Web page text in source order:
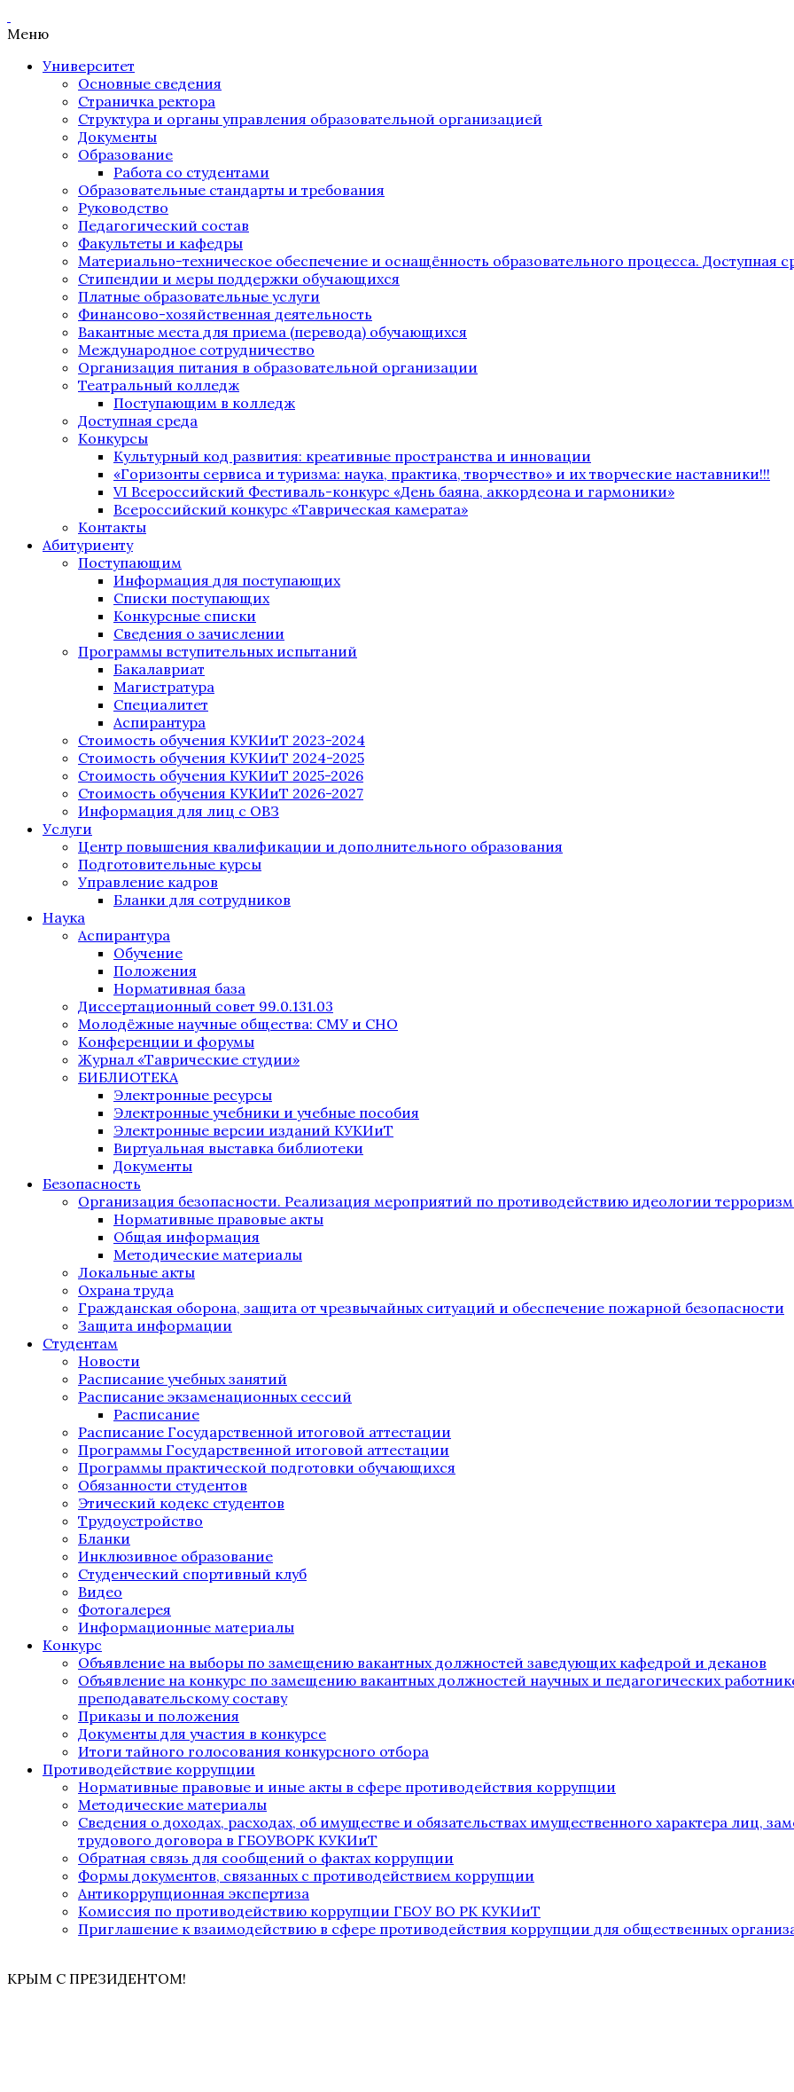
Меню
Университет
Основные сведения
Страничка ректора
Структура и органы управления образовательной организацией
Документы
Образование
Работа со студентами
Образовательные стандарты и требования
Руководство
Педагогический состав
Факультеты и кафедры
Материально-техническое обеспечение и оснащённость образовательного процесса. Доступная
Стипендии и меры поддержки обучающихся
Платные образовательные услуги
Финансово-хозяйственная деятельность
Вакантные места для приема (перевода) обучающихся
Международное сотрудничество
Организация питания в образовательной организации
Театральный колледж
Поступающим в колледж
Доступная среда
Конкурсы
Культурный код развития: креативные пространства и инновации
«Горизонты сервиса и туризма: наука, практика, творчество» и их творческие наставники!!!
VI Всероссийский Фестиваль-конкурс «День баяна, аккордеона и гармоники»
Всероссийский конкурс «Таврическая камерата»
Контакты
Абитуриенту
Поступающим
Информация для поступающих
Списки поступающих
Конкурсные списки
Сведения о зачислении
Программы вступительных испытаний
Бакалавриат
Магистратура
Специалитет
Аспирантура
Стоимость обучения КУКИиТ 2023-2024
Стоимость обучения КУКИиТ 2024-2025
Стоимость обучения КУКИиТ 2025-2026
Стоимость обучения КУКИиТ 2026-2027
Информация для лиц с ОВЗ
Услуги
Центр повышения квалификации и дополнительного образования
Подготовительные курсы
Управление кадров
Бланки для сотрудников
Наука
Аспирантура
Обучение
Положения
Нормативная база
Диссертационный совет 99.0.131.03
Молодёжные научные общества: СМУ и СНО
Конференции и форумы
Журнал «Таврические студии»
БИБЛИОТЕКА
Электронные ресурсы
Электронные учебники и учебные пособия
Электронные версии изданий КУКИиТ
Виртуальная выставка библиотеки
Документы
Безопасность
Организация безопасности. Реализация мероприятий по противодействию идеологии
Нормативные правовые акты
Общая информация
Методические материалы
Локальные акты
Охрана труда
Гражданская оборона, защита от чрезвычайных ситуаций и обеспечение пожарной безопасности
Защита информации
Студентам
Новости
Расписание учебных занятий
Расписание экзаменационных сессий
Расписание
Расписание Государственной итоговой аттестации
Программы Государственной итоговой аттестации
Программы практической подготовки обучающихся
Обязанности студентов
Этический кодекс студентов
Трудоустройство
Бланки
Инклюзивное образование
Студенческий спортивный клуб
Видео
Фотогалерея
Информационные материалы
Конкурс
Объявление на выборы по замещению вакантных должностей заведующих кафедрой и деканов
Объявление на конкурс по замещению вакантных должностей научных и педагогических
преподавательскому составу
Приказы и положения
Документы для участия в конкурсе
Итоги тайного голосования конкурсного отбора
Противодействие коррупции
Нормативные правовые и иные акты в сфере противодействия коррупции
Методические материалы
Сведения о доходах, расходах, об имуществе и обязательствах имущественного характера лиц,
трудового договора в ГБОУВОРК КУКИиТ
Обратная связь для сообщений о фактах коррупции
Формы документов, связанных с противодействием коррупции
Антикоррупционная экспертиза
Комиссия по противодействию коррупции ГБОУ ВО РК КУКИиТ
Приглашение к взаимодействию в сфере противодействия коррупции для общественных
КРЫМ С ПРЕЗИДЕНТОМ!